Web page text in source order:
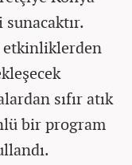
etkinliklerden
sıfır atık
bir program